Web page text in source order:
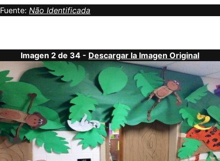
Fuente: Não Identificada
Imagen 2 de 34 - Descargar la Imagen Original